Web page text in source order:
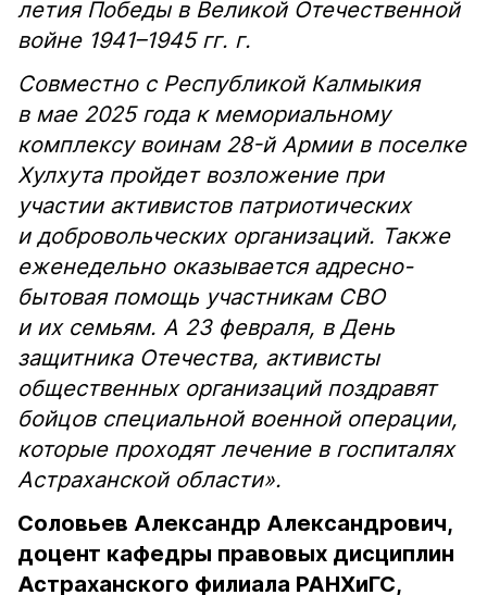
летия Победы в Великой Отечественной
войне 1941–1945 гг. г.
Совместно с Республикой Калмыкия
в мае 2025 года к мемориальному
комплексу воинам 28-й Армии в поселке
Хулхута пройдет возложение при
участии активистов патриотических
и добровольческих организаций. Также
еженедельно оказывается адресно-
бытовая помощь участникам СВО
и их семьям. А 23 февраля, в День
защитника Отечества, активисты
общественных организаций поздравят
бойцов специальной военной операции,
которые проходят лечение в госпиталях
Астраханской области».
Соловьев Александр Александрович,
доцент кафедры правовых дисциплин
Астраханского филиала РАНХиГС,